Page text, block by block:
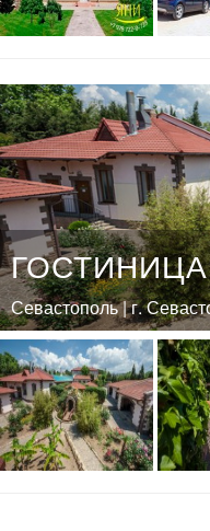
Севастополь | г.